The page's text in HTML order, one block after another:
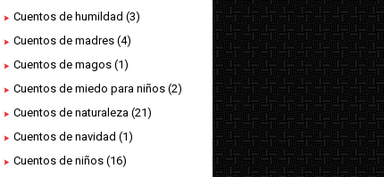
Cuentos de humildad (3)
Cuentos de madres (4)
Cuentos de magos (1)
Cuentos de miedo para niños (2)
Cuentos de naturaleza (21)
Cuentos de navidad (1)
Cuentos de niños (16)